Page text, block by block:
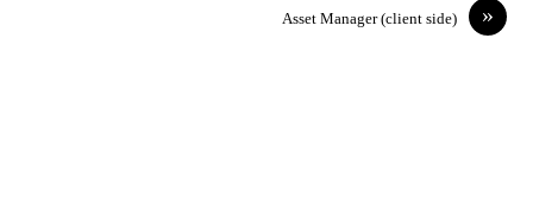
»
Asset Manager (client side)